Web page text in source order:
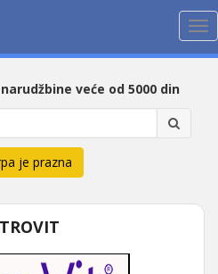
veće od 5000 din
je prazna